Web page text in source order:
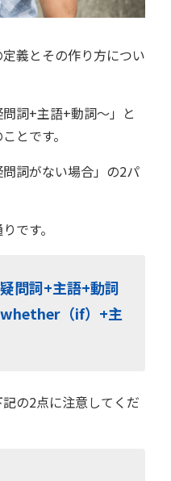
義とその作り方につい
詞+主語+動詞〜」と
とです。
問詞がない場合」の2パ
です。
問詞+主語+動詞
whether（if）+主
の2点に注意してくだ